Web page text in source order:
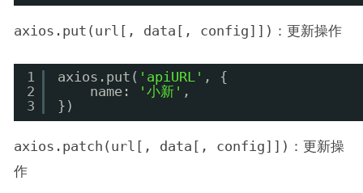
axios.put(url[, data[, config]]) ：更新操作
1
2
3
axios.put( 'apiURL' , {
name:
'小新' ,
})
axios.patch(url[, data[, config]]) ：更新操
作